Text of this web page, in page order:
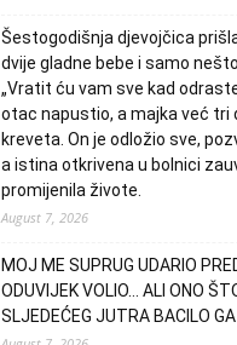
Šestogodišnja djevojčica
dvije gladne bebe i samo
„Vratit ću vam sve kad
otac napustio, a majka već tri
kreveta. On je odložio sve,
a istina otkrivena u bolnici
promijenila živote.
August 7, 2026
MOJ ME SUPRUG UDARIO
ODUVIJEK VOLIO… ALI ONO
SLJEDEĆEG JUTRA BACILO